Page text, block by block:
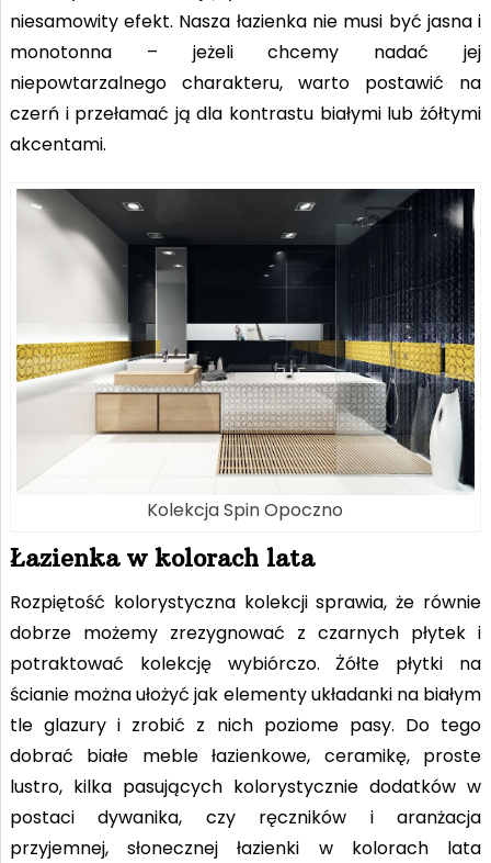
niesamowity efekt. Nasza łazienka nie musi być jasna i
monotonna – jeżeli chcemy nadać jej
niepowtarzalnego charakteru, warto postawić na
czerń i przełamać ją dla kontrastu białymi lub żółtymi
akcentami.
Kolekcja Spin Opoczno
Łazienka w kolorach lata
Rozpiętość kolorystyczna kolekcji sprawia, że równie
dobrze możemy zrezygnować z czarnych płytek i
potraktować kolekcję wybiórczo. Żółte płytki na
ścianie można ułożyć jak elementy układanki na białym
tle glazury i zrobić z nich poziome pasy. Do tego
dobrać białe meble łazienkowe, ceramikę, proste
lustro, kilka pasujących kolorystycznie dodatków w
postaci dywanika, czy ręczników i aranżacja
przyjemnej, słonecznej łazienki w kolorach lata